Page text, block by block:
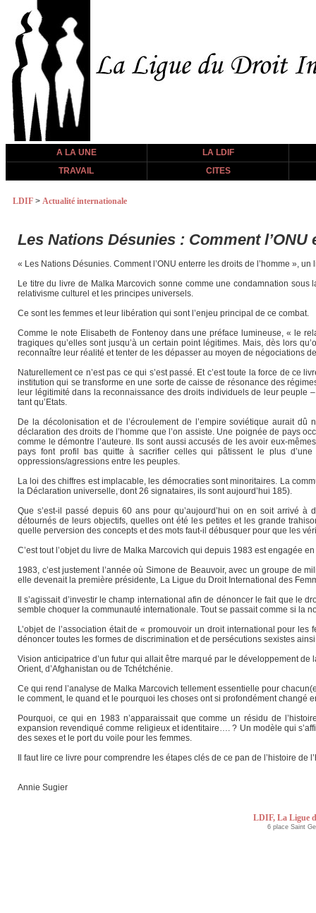
A LA UNE
LA LDIF
TRAVAIL
CITES
LDIF > Actualité internationale
Les Nations Désunies : Comment
« Les Nations Désunies. Comment l’ONU enterre les droits de l’homme »,
Le titre du livre de Malka Marcovich sonne comme une condamnation
relativisme culturel et les principes universels.
Ce sont les femmes et leur libération qui sont l’enjeu principal de ce combat.
Comme le note Elisabeth de Fontenoy dans une préface lumineuse, « le
tragiques qu’elles sont jusqu’à un certain point légitimes. Mais, dès lors
reconnaître leur réalité et tenter de les dépasser au moyen de négociations
Naturellement ce n’est pas ce qui s’est passé. Et c’est toute la force de ce
institution qui se transforme en une sorte de caisse de résonance des
leur légitimité dans la reconnaissance des droits individuels de leur peuple
tant qu’Etats.
De la décolonisation et de l’écroulement de l’empire soviétique aurait
déclaration des droits de l’homme que l’on assiste. Une poignée de pays
comme le démontre l’auteure. Ils sont aussi accusés de les avoir eux-
pays font profil bas quitte à sacrifier celles qui pâtissent le plus
oppressions/agressions entre les peuples.
La loi des chiffres est implacable, les démocraties sont minoritaires. La
la Déclaration universelle, dont 26 signataires, ils sont aujourd’hui 185).
Que s’est-il passé depuis 60 ans pour qu’aujourd’hui on en soit arrivé
détournés de leurs objectifs, quelles ont été les petites et les grande
quelle perversion des concepts et des mots faut-il débusquer pour que les
C’est tout l’objet du livre de Malka Marcovich qui depuis 1983 est engagée
1983, c’est justement l’année où Simone de Beauvoir, avec un groupe de
elle devenait la première présidente, La Ligue du Droit International des
Il s’agissait d’investir le champ international afin de dénoncer le fait que
semble choquer la communauté internationale. Tout se passait comme si la
L’objet de l’association était de « promouvoir un droit international pour
dénoncer toutes les formes de discrimination et de persécutions sexistes
Vision anticipatrice d’un futur qui allait être marqué par le développement
Orient, d’Afghanistan ou de Tchétchénie.
Ce qui rend l’analyse de Malka Marcovich tellement essentielle pour
le comment, le quand et le pourquoi les choses ont si profondément changé
Pourquoi, ce qui en 1983 n’apparaissait que comme un résidu de
expansion revendiqué comme religieux et identitaire…. ? Un modèle qui
des sexes et le port du voile pour les femmes.
Il faut lire ce livre pour comprendre les étapes clés de ce pan de l’histoire
Annie Sugier
LDIF, La Ligue
6 place Saint